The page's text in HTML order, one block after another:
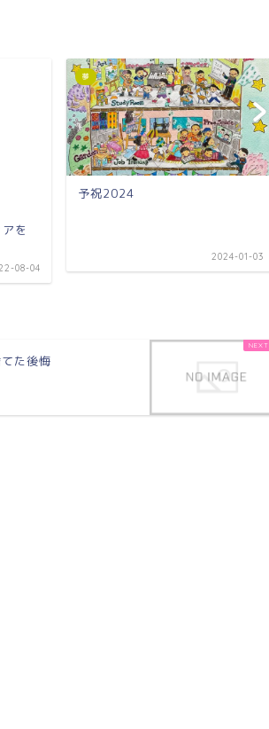
を
08-04
夢
予祝2024
2024-01-03
た後悔